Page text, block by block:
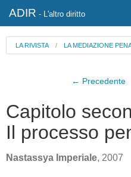
ADIR - L'altro diritto
LA RIVISTA / LA MEDIAZIONE
← Precedente
Capitolo
Il processo
Nastassya Imperiale, 2007